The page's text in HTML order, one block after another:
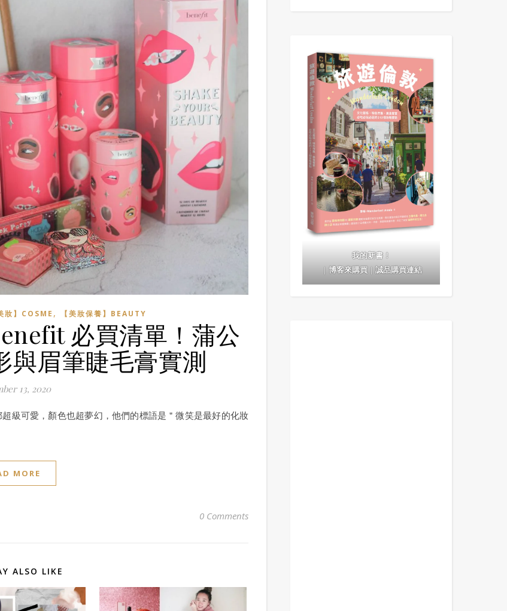
妝】COSME , 【美妝保養】BEAUTY
必買清單！蒲公
與眉筆睫毛膏實測
13, 2020
級可愛，顏色也超夢幻，他們的標語是＂微笑是最好的化妝
MORE
0 Comments
ALSO LIKE
我的新書！
｜博客來購買｜誠品購買連結